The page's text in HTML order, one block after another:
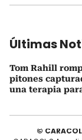
Últimas
Tom Rahill
pitones
una terapia
©